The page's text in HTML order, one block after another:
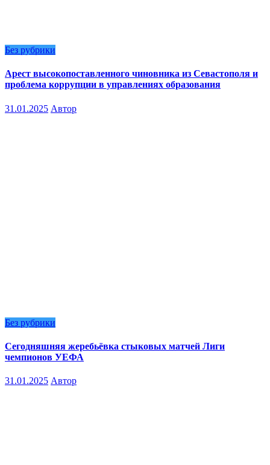
Без рубрики
Арест высокопоставленного чиновника из Севастополя и
проблема коррупции в управлениях образования
31.01.2025 Автор
Без рубрики
Сегодняшняя жеребьёвка стыковых матчей Лиги
чемпионов УЕФА
31.01.2025 Автор